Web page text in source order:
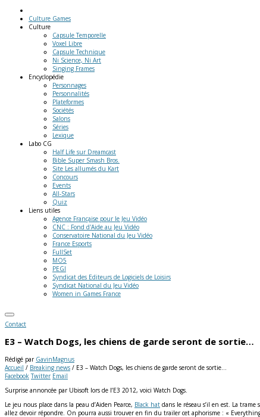
Culture Games
Culture
Capsule Temporelle
Voxel Libre
Capsule Technique
Ni Science, Ni Art
Singing Frames
Encyclopédie
Personnages
Personnalités
Plateformes
Sociétés
Salons
Séries
Lexique
Labo CG
Half Life sur Dreamcast
Bible Super Smash Bros.
Site Les allumés du Kart
Concours
Events
All-Stars
Quiz
Liens utiles
Agence Française pour le Jeu Vidéo
CNC : Fond d'Aide au Jeu Vidéo
Conservatoire National du Jeu Vidéo
France Esports
FullSet
MO5
PEGI
Syndicat des Editeurs de Logiciels de Loisirs
Syndicat National du Jeu Vidéo
Women in Games France
Contact
E3 – Watch Dogs, les chiens de garde seront de sortie…
Rédigé par GavinMagnus
Accueil / Breaking news / E3 – Watch Dogs, les chiens de garde seront de sortie…
Facebook Twitter Email
Surprise annoncée par Ubisoft lors de l’E3 2012, voici Watch Dogs.
Le jeu nous place dans la peau d’Aiden Pearce, Black hat dans le réseau s’il en est. La
allez devoir répondre. On pourra aussi trouver en fin du trailer cet aphorisme : «